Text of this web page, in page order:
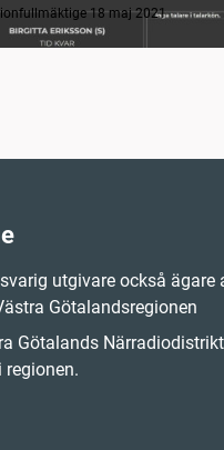
18 maj 2021
utgivare också ägare
Götalandsregionen
Götalands Närradiodistrikt